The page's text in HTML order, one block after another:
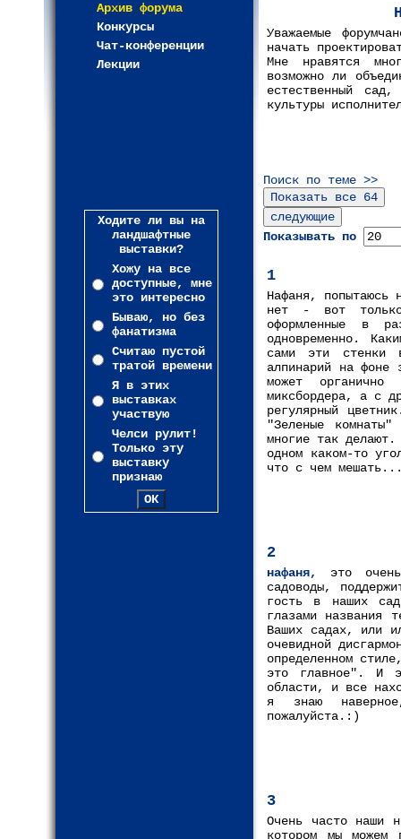
Архив форума
Конкурсы
Чат-конференции
Лекции
Ходите ли вы на
ландшафтные
выставки?
Хожу на все
доступные, мне
это интересно
Бываю, но без
фанатизма
Считаю пустой
тратой времени
Я в этих
выставках
участвую
Челси рулит!
Только эту
выставку
признаю
Уважаемые
начать
Мне нравятся
возможно ли
естественный
культуры
Поиск по теме >>
Показывать по
1
Нафаня, попытаюсь
нет - вот только
оформленные в
одновременно.
сами эти стенки
алпинарий на фоне
может органично
миксбордера, а с
регулярный
"Зеленые
многие так
одном каком-то
что с чем
2
нафаня,
это
садоводы,
гость в наших
глазами названия
Ваших садах, или
очевидной
определенном
это главное". И
области, и все
я знаю
пожалуйста.:)
3
Очень часто наши
котором мы можем